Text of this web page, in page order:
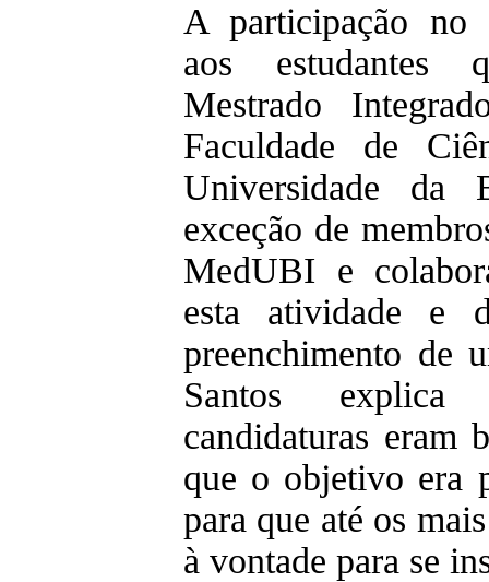
A participação no
aos estudantes
Mestrado
Faculdade de
Universidade da
exceção de
MedUBI e
esta atividade e
preenchimento de
Santos
candidaturas eram
que o objetivo era
para que até os
à vontade para se